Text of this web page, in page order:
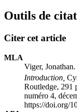
Outils de
Citer cet article
MLA
Viger, Jonathan.
Introduction,
Routledge, 291
numéro 4,
https://doi.org/